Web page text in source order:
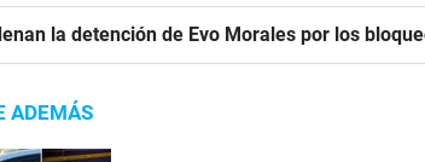
la detención de Evo Morales por los
ADEMÁS